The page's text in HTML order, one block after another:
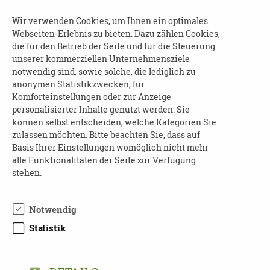
Ansprechpartnerin: Sandy Haller
Telefon: 03741 300 15 04
E-Mail:haller.sandy@vogtlandkreis.de
Anmeldung erforderlich!
DOWNLOAD
ANZEIGE_PFLEGENETZ_EV_135X185M
Wir verwenden Cookies, um Ihnen ein optimales
Webseiten-Erlebnis zu bieten. Dazu zählen Cookies,
die für den Betrieb der Seite und für die Steuerung
unserer kommerziellen Unternehmensziele
notwendig sind, sowie solche, die lediglich zu
anonymen Statistikzwecken, für
Komforteinstellungen oder zur Anzeige
personalisierter Inhalte genutzt werden. Sie
können selbst entscheiden, welche Kategorien Sie
zulassen möchten. Bitte beachten Sie, dass auf
Basis Ihrer Einstellungen womöglich nicht mehr
alle Funktionalitäten der Seite zur Verfügung
stehen.
Notwendig
Statistik